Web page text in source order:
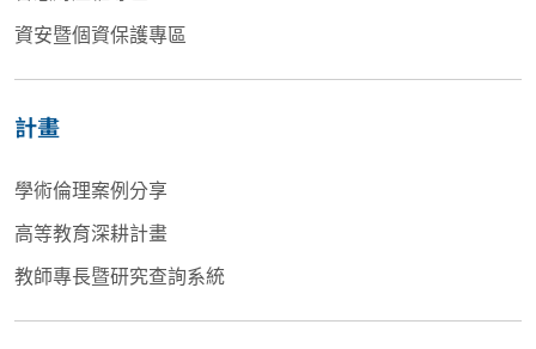
資安暨個資保護專區
計畫
學術倫理案例分享
高等教育深耕計畫
教師專長暨研究查詢系統